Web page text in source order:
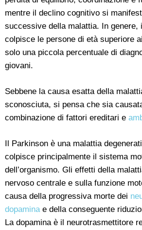
mentre il declino cognitivo si
successive della malattia. In genere,
colpisce le persone di età superiore
solo una piccola percentuale di
giovani.
Sebbene la causa esatta della
sconosciuta, si pensa che sia
combinazione di fattori ereditari e
Il Parkinson è una malattia
colpisce principalmente il sistema
dell’organismo. Gli effetti della
nervoso centrale e sulla funzione
causa della progressiva morte dei
dopaminae della conseguente
La dopamina è il neurotrasmettitore